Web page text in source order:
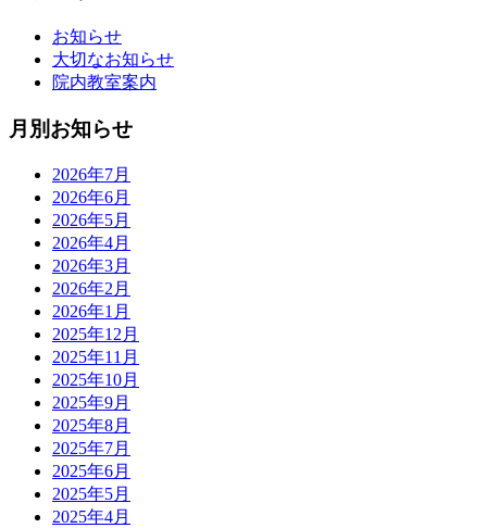
お知らせ
大切なお知らせ
院内教室案内
月別お知らせ
2026年7月
2026年6月
2026年5月
2026年4月
2026年3月
2026年2月
2026年1月
2025年12月
2025年11月
2025年10月
2025年9月
2025年8月
2025年7月
2025年6月
2025年5月
2025年4月